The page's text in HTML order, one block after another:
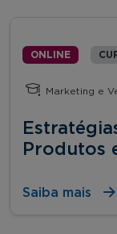
ONLINE
Marketing e
Produtos
Saiba mais